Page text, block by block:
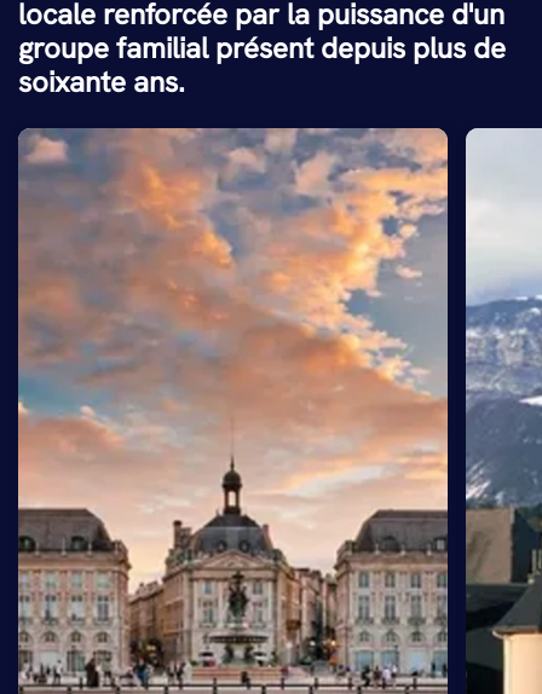
locale renforcée par la puissance d'un
groupe familial présent depuis plus de
soixante ans.